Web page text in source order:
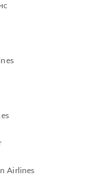
Airlines